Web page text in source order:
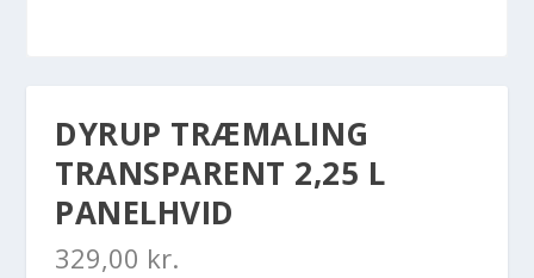
DYRUP TRÆMALING
TRANSPARENT 2,25 L
PANELHVID
329,00 kr.